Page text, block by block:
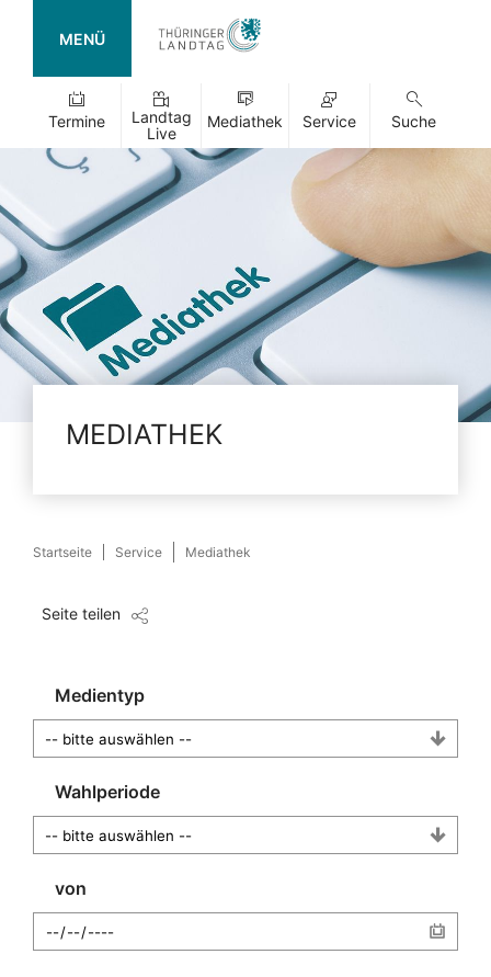
MENÜ
Termine
Landtag
Live
Mediathek Service Suche
MEDIATHEK
Startseite Service Mediathek
Seite teilen
Medientyp
Wahlperiode
von